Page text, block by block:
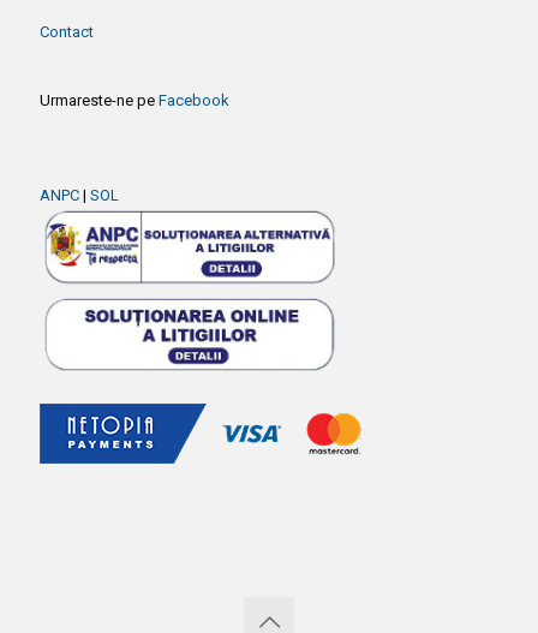
Contact
Urmareste-ne pe Facebook
ANPC | SOL